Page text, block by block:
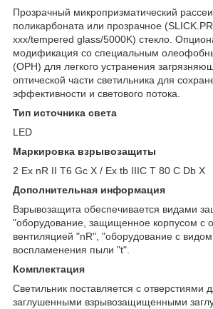
Прозрачный микропризматический
поликарбоната или прозрачное
xxx/tempered glass/5000K) стекло.
модификация со специальным
(OPH) для легкого устранения
оптической части светильника для
эффективности и светового потока.
Тип источника света
LED
Маркировка взрывозащиты
2 Ex nR II T6 Gc X / Ex tb IIIC T 80 C Db X
Дополнительная информация
Взрывозащита обеспечивается видами
"оборудование, защищенное корпусом с
вентиляцией "nR", "оборудование с
воспламенения пыли "t".
Комплектация
Светильник поставляется с отверстиями
заглушенными взрывозащищенными